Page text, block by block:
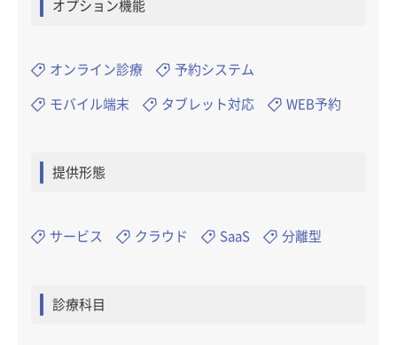
オプション機能
オンライン診療 予約システム
モバイル端末 タブレット対応 WEB予約
提供形態
サービス クラウド SaaS 分離型
診療科目